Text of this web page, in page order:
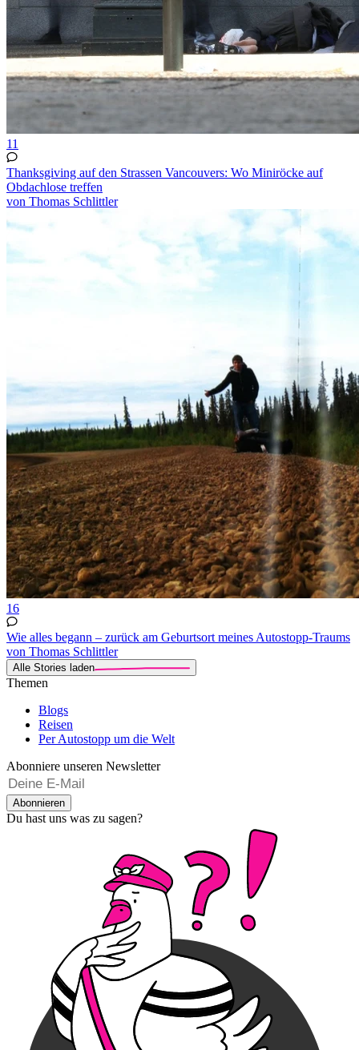
11
Thanksgiving auf den Strassen Vancouvers: Wo Miniröcke auf
Obdachlose treffen
von Thomas Schlittler
16
Wie alles begann – zurück am Geburtsort meines Autostopp-Traums
von Thomas Schlittler
Alle Stories laden
Themen
Blogs
Reisen
Per Autostopp um die Welt
Abonniere unseren Newsletter
Abonnieren
Du hast uns was zu sagen?